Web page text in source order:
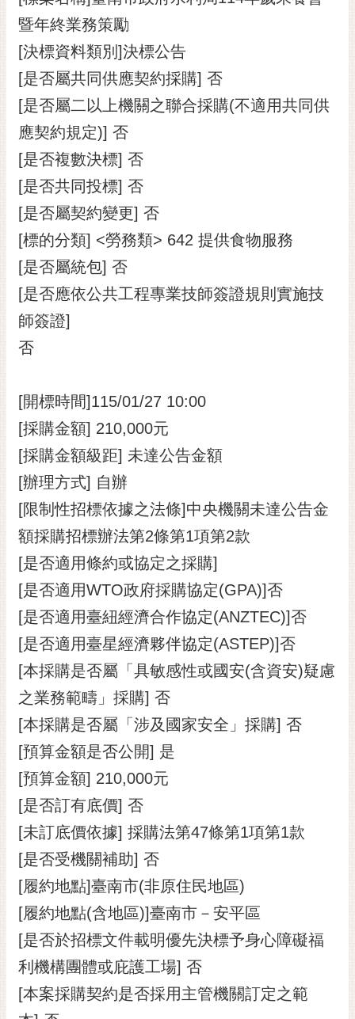
閱
電
子
報
市
民
信
箱
English
日
本
語
隱
私
權
及
政
策
網
站
資
料
開
放
宣
告
市
府
交
通
置
暨年終業務策勵
[決標資料類別]決標公告
[是否屬共同供應契約採購] 否
[是否屬二以上機關之聯合採購(不適用共同供
應契約規定)] 否
[是否複數決標] 否
[是否共同投標] 否
[是否屬契約變更] 否
[標的分類] <勞務類> 642 提供食物服務
[是否屬統包] 否
[是否應依公共工程專業技師簽證規則實施技
師簽證]
否
[開標時間]115/01/27 10:00
[採購金額] 210,000元
[採購金額級距] 未達公告金額
[辦理方式] 自辦
[限制性招標依據之法條]中央機關未達公告金
額採購招標辦法第2條第1項第2款
[是否適用條約或協定之採購]
[是否適用WTO政府採購協定(GPA)]否
[是否適用臺紐經濟合作協定(ANZTEC)]否
[是否適用臺星經濟夥伴協定(ASTEP)]否
[本採購是否屬「具敏感性或國安(含資安)疑慮
之業務範疇」採購] 否
[本採購是否屬「涉及國家安全」採購] 否
[預算金額是否公開] 是
[預算金額] 210,000元
[是否訂有底價] 否
[未訂底價依據] 採購法第47條第1項第1款
[是否受機關補助] 否
[履約地點]臺南市(非原住民地區)
[履約地點(含地區)]臺南市－安平區
[是否於招標文件載明優先決標予身心障礙福
利機構團體或庇護工場] 否
[本案採購契約是否採用主管機關訂定之範